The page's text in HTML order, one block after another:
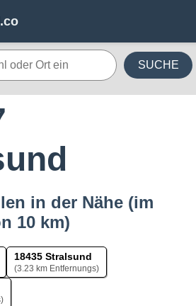
SUCHE
in der Nähe (im
10 km)
18435 Stralsund
(3.23 km Entfernungs)